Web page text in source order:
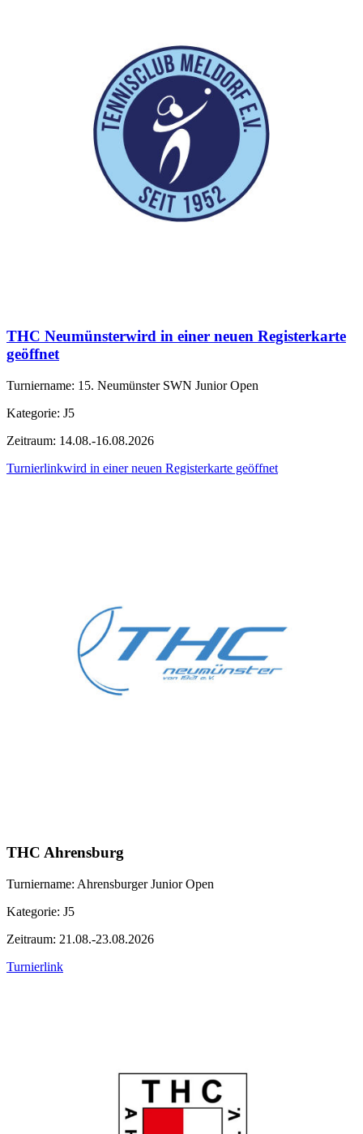
THC Neumünsterwird in einer neuen Registerkarte
geöffnet
Turniername: 15. Neumünster SWN Junior Open
Kategorie: J5
Zeitraum: 14.08.-16.08.2026
Turnierlinkwird in einer neuen Registerkarte geöffnet
THC Ahrensburg
Turniername: Ahrensburger Junior Open
Kategorie: J5
Zeitraum: 21.08.-23.08.2026
Turnierlink